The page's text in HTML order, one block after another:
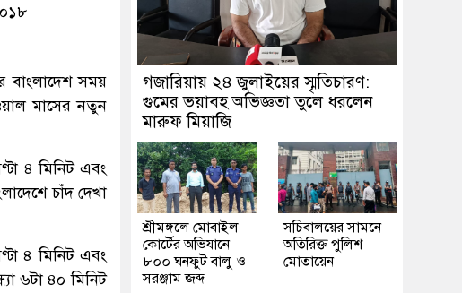
বাংলাদেশ সময়
মাসের নতুন
৪ মিনিট এবং
চাঁদ দেখা
৪ মিনিট এবং
৬টা ৪০ মিনিট
গজারিয়ায় ২৪ জুলাইয়ের স্মৃতিচারণ:
গুমের ভয়াবহ অভিজ্ঞতা তুলে ধরলেন
মারুফ মিয়াজি
শ্রীমঙ্গলে মোবাইল
কোর্টের অভিযানে
৮০০ ঘনফুট বালু ও
সরঞ্জাম জব্দ
সচিবালয়ের সামনে
অতিরিক্ত পুলিশ
মোতায়েন